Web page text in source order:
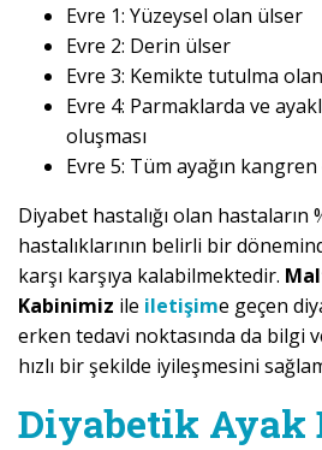
Evre 1: Yüzeysel olan ülser
Evre 2: Derin ülser
Evre 3: Kemikte tutulma
Evre 4: Parmaklarda ve
oluşması
Evre 5: Tüm ayağın kangren
Diyabet hastalığı olan hastaların
hastalıklarının belirli bir
karşı karşıya kalabilmektedir.
Kabinimiz ile iletişime geçen
erken tedavi noktasında da bilgi
hızlı bir şekilde iyileşmesini
Diyabetik